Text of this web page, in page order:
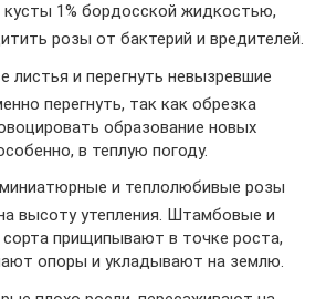
1% бордосской жидкостью,
розы от бактерий и вредителей.
листья и перегнуть невызревшие
перегнуть, так как обрезка
образование новых
в теплую погоду.
и теплолюбивые розы
высоту утепления. Штамбовые и
прищипывают в точке роста,
опоры и укладывают на землю.